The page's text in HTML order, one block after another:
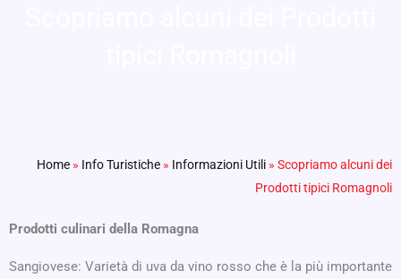
Home » Info Turistiche » Informazioni Utili » Scopriamo alcuni dei
Prodotti tipici Romagnoli
Prodotti culinari della Romagna
Sangiovese: Varietà di uva da vino rosso che è la più importante